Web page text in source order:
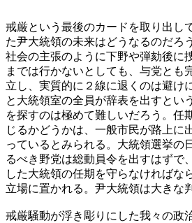
戒厳という最後のカードを取り出し
た尹大統領の未来はどうなるのだろ
社会の主張のように下野や弾劾後に
までは行かないとしても、与党とも
立し、実質的に２線に退くのは避け
と大統領室の全員が辞表を出すとい
を探すのは極めて難しいだろう。任
じるかどうかは、一般市民が路上に
っているとみられる。大統領選挙の
るべき野党は総動員令を出すはずで
した大統領の任期を守らなければな
立場に置かれる。尹大統領は大きな
戒厳騒動が浮き彫りにした我々の政